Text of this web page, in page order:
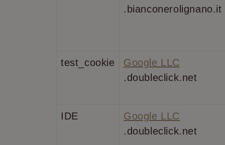
.bianconerolignano.it
test_cookie
Google LLC
.doubleclick.net
IDE
Google LLC
.doubleclick.net
_GRECAPTCHA